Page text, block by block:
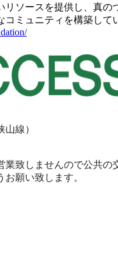
リソースを提供し、真の
ミュニティを構築して
線）
業致しませんので公共の
願い致します。